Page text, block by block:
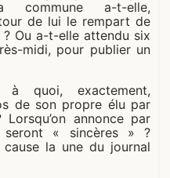
commune a-t-elle,
de lui le rempart de
Ou a-t-elle attendu six
midi, pour publier un
quoi, exactement,
de son propre élu par
Lorsqu’on annonce par
seront « sincères » ?
la une du journal